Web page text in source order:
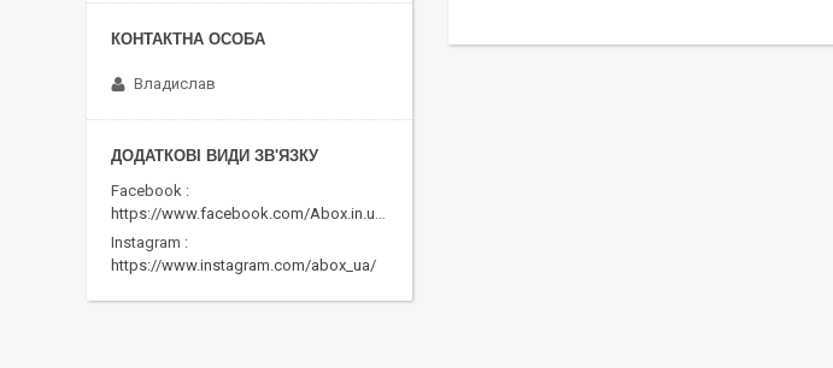
Владислав
Facebook
https://www.facebook.com/Abox.in.ua/
Instagram
https://www.instagram.com/abox_ua/